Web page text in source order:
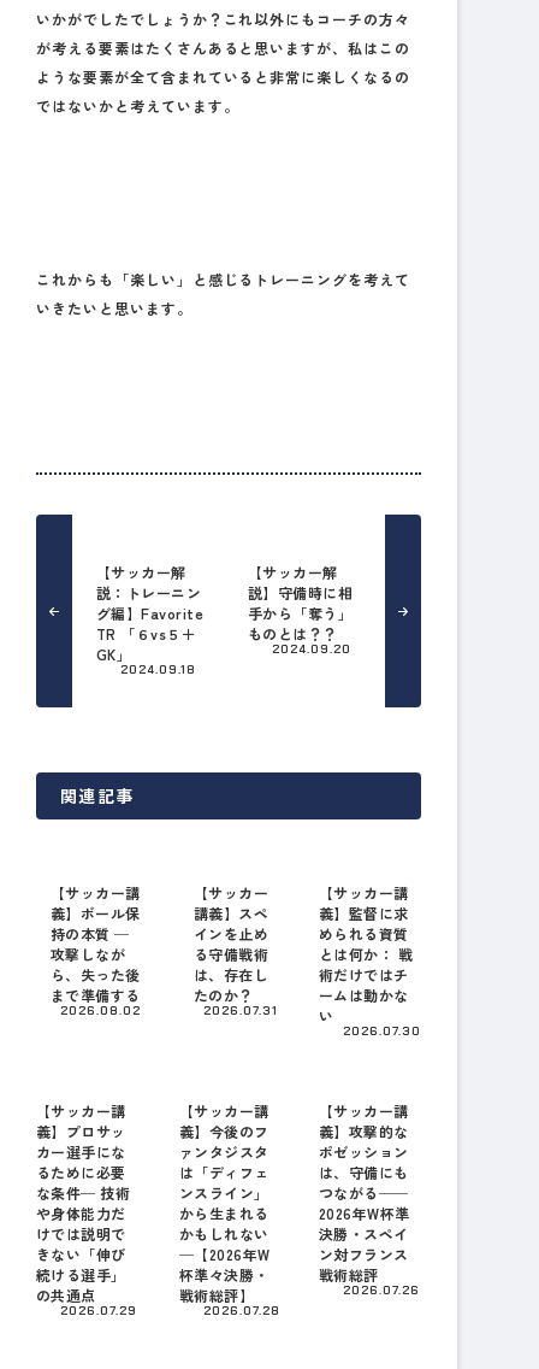
いかがでしたでしょうか？これ以外にもコーチの方々
が考える要素はたくさんあると思いますが、私はこの
ような要素が全て含まれていると非常に楽しくなるの
ではないかと考えています。
これからも「楽しい」と感じるトレーニングを考えて
いきたいと思います。
【サッカー解
説：トレーニン
グ編】Favorite
TR 「６vs５＋
GK」
2024.09.18
【サッカー解
説】守備時に相
手から「奪う」
ものとは？？
2024.09.20
関連記事
【サッカー講
義】ボール保
持の本質 ─
攻撃しなが
ら、失った後
まで準備する
2026.08.02
【サッカー
講義】スペ
インを止め
る守備戦術
は、存在し
たのか？
2026.07.31
【サッカー講
義】監督に求
められる資質
とは何か： 戦
術だけではチ
ームは動かな
い
2026.07.30
【サッカー講
義】プロサッ
カー選手にな
るために必要
な条件─ 技術
や身体能力だ
けでは説明で
きない「伸び
続ける選手」
の共通点
2026.07.29
【サッカー講
義】今後のフ
ァンタジスタ
は「ディフェ
ンスライン」
から生まれる
かもしれない
─【2026年W
杯準々決勝・
戦術総評】
2026.07.28
【サッカー講
義】攻撃的な
ポゼッション
は、守備にも
つながる──
2026年W杯準
決勝・スペイ
ン対フランス
戦術総評
2026.07.26